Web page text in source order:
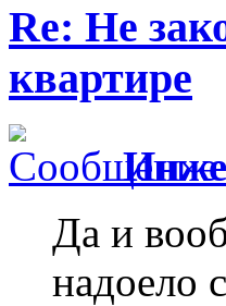
Re: Не
квартире
Да и
надоело